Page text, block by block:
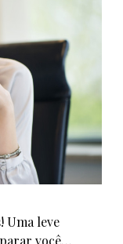
Uma leve
você…